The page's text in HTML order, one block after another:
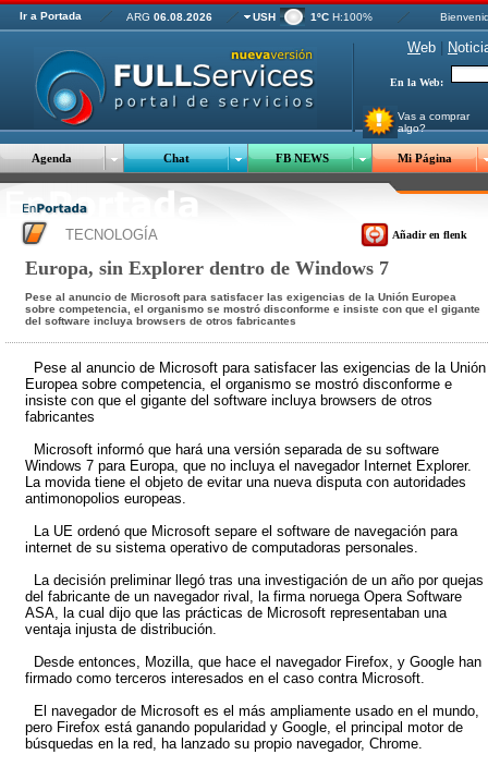
Ir a Portada ARG 06.08.2026 USH 1ºC H:100%
Web N
En la Web:
Vas a comprar
algo?
Agenda Chat FB NEWS Mi Página
TECNOLOGÍA Añadir en flenk
Europa, sin Explorer dentro de Windows 7
Pese al anuncio de Microsoft para satisfacer las exigencias de la Unión Europea
sobre competencia, el organismo se mostró disconforme e insiste con que el gigante
del software incluya browsers de otros fabricantes
Pese al anuncio de Microsoft para satisfacer las exigencias de la Unión
Europea sobre competencia, el organismo se mostró disconforme e
insiste con que el gigante del software incluya browsers de otros
fabricantes
Microsoft informó que hará una versión separada de su software
Windows 7 para Europa, que no incluya el navegador Internet Explorer.
La movida tiene el objeto de evitar una nueva disputa con autoridades
antimonopolios europeas.
La UE ordenó que Microsoft separe el software de navegación para
internet de su sistema operativo de computadoras personales.
La decisión preliminar llegó tras una investigación de un año por quejas
del fabricante de un navegador rival, la firma noruega Opera Software
ASA, la cual dijo que las prácticas de Microsoft representaban una
ventaja injusta de distribución.
Desde entonces, Mozilla, que hace el navegador Firefox, y Google han
firmado como terceros interesados en el caso contra Microsoft.
El navegador de Microsoft es el más ampliamente usado en el mundo,
pero Firefox está ganando popularidad y Google, el principal motor de
búsquedas en la red, ha lanzado su propio navegador, Chrome.